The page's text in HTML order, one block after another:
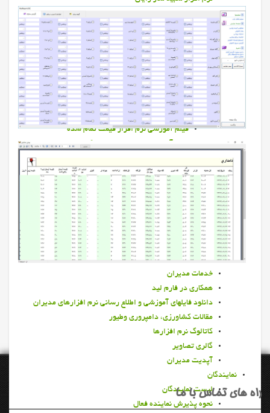
نرم افزار پرواربندی
نرم افزار قيمت تمام شده دام سنگین
نرم افزار قيمت تمام شده دام سنگین
برخي خروجي هاي قيمت تمام شده
خدمات
فیلمهای آموزشی نرم افزارها
فيلم آموزشي نرم افزار دامپروری
فیلم آموزشی نرم افزار قیمت تمام شده
فیلم آموزشی نرم افزار دام سبک
فیلم آموزشی نرم افزار پرواربندي
فیلم آموزشی نرم افزار كشاورزي
فیلم آموزشی نرم افزار گزاشگیر
فیلم آموزشی نرم افزار سم چيني
فیلم آموزشی نرم افزار ورم پستان
فیلم آموزشی نرم افزار تركيب گله
فیلم آموزشی نرم افزار رایان
خدمات مديران
همکاری در فارم لید
دانلود فایلهای آموزشی و اطلاع رسانی نرم افزارهای مدیران
مقالات کشاورزی، دامپروری وطیور
کاتالوگ نرم افزارها
گالری تصاویر
آپدیت مدیران
نمايندگان
ليست نمايندگان
نحوه پذيرش نماينده فعال
راه هاي تماس با ما